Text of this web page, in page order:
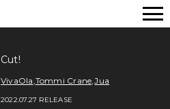
Cut!
VivaOla,Tommi Crane,Jua
2022.07.27 RELEASE